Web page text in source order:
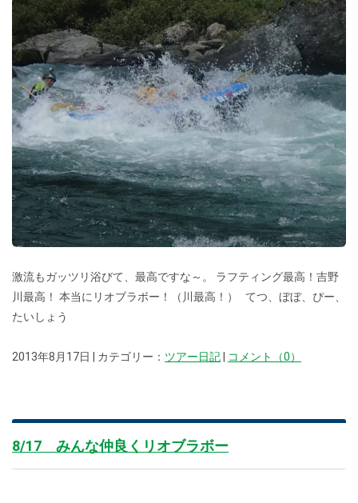
激流もガッツリ浴びて、最高ですな～。 ラフティング最高！吉野
川最高！ 本当にリオブラボー！（川最高！） てつ、ぼぼ、ぴー、
たいしょう
2013年8月17日 | カテゴリー： ツアー日記 コメント（0）
8/17 みんな仲良くリオブラボー